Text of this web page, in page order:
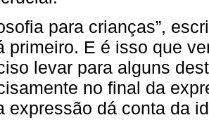
para crianças”,
primeiro. E é isso que
levar para alguns
no final da
expressão dá conta da